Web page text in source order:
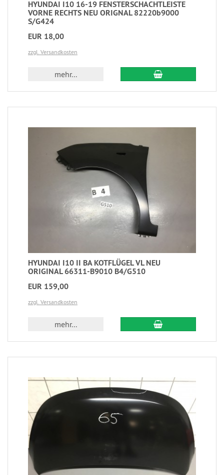
HYUNDAI I10 16-19 FENSTERSCHACHTLEISTE
VORNE RECHTS NEU ORIGNAL 82220b9000
S/G424
EUR 18,00
zzgl. Versandkosten
mehr...
HYUNDAI I10 II BA KOTFLÜGEL VL NEU
ORIGINAL 66311-B9010 B4/G510
EUR 159,00
zzgl. Versandkosten
mehr...